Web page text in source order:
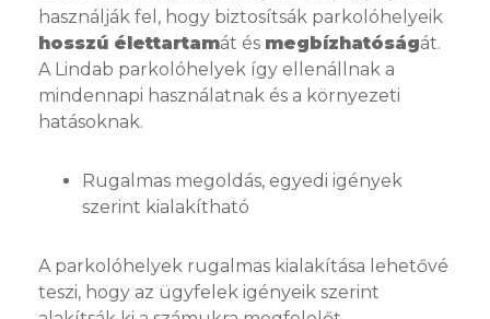
használják fel, hogy biztosítsák parkolóhelyeik
hosszú élettartamát és megbízhatóságát.
A Lindab parkolóhelyek így ellenállnak a
mindennapi használatnak és a környezeti
hatásoknak.
Rugalmas megoldás, egyedi igények
szerint kialakítható
A parkolóhelyek rugalmas kialakítása lehetővé
teszi, hogy az ügyfelek igényeik szerint